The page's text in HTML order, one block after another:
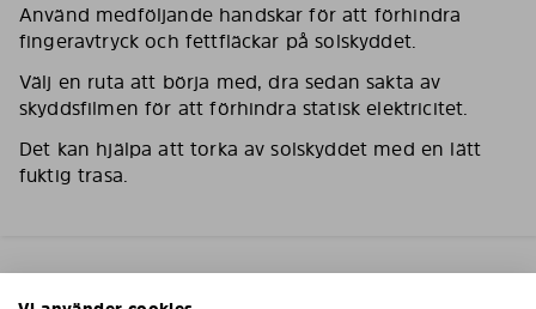
Använd medföljande handskar för att förhindra
fingeravtryck och fettfläckar på solskyddet.
Välj en ruta att börja med, dra sedan sakta av
skyddsfilmen för att förhindra statisk elektricitet.
Det kan hjälpa att torka av solskyddet med en lätt
fuktig trasa.